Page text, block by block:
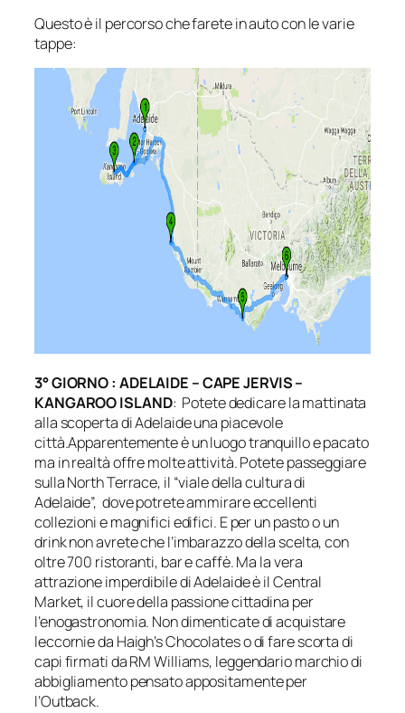
Questo è il percorso che farete in auto con le varie
tappe:
3° GIORNO : ADELAIDE – CAPE JERVIS –
KANGAROO ISLAND: Potete dedicare la mattinata
alla scoperta di Adelaide una piacevole
città.Apparentemente è un luogo tranquillo e pacato
ma in realtà offre molte attività. Potete passeggiare
sulla North Terrace, il “viale della cultura di
Adelaide”, dove potrete ammirare eccellenti
collezioni e magnifici edifici. E per un pasto o un
drink non avrete che l’imbarazzo della scelta, con
oltre 700 ristoranti, bar e caffè. Ma la vera
attrazione imperdibile di Adelaide è il Central
Market, il cuore della passione cittadina per
l’enogastronomia. Non dimenticate di acquistare
leccornie da Haigh’s Chocolates o di fare scorta di
capi firmati da RM Williams, leggendario marchio di
abbigliamento pensato appositamente per
l’Outback.